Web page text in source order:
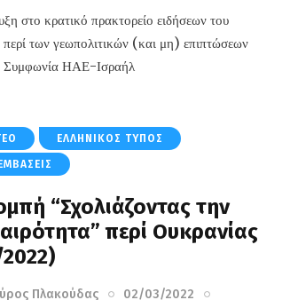
στο κρατικό πρακτορείο ειδήσεων του
περί των γεωπολιτικών (και μη) επιπτώσεων
Συμφωνία ΗΑΕ-Ισραήλ
ΕΛΛΗΝΙΚΌΣ ΤΎΠΟΣ
“Σχολιάζοντας την
περί Ουκρανίας
Πλακούδας
02/03/2022